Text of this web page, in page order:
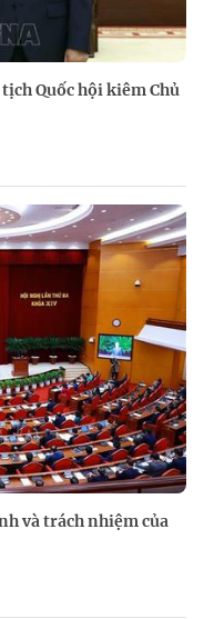
Quốc hội kiêm Chủ
và trách nhiệm của